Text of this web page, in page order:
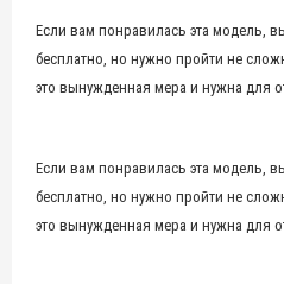
Если вам понравилась эта модель,
бесплатно, но нужно пройти не
это вынужденная мера и нужна для
Если вам понравилась эта модель,
бесплатно, но нужно пройти не
это вынужденная мера и нужна для